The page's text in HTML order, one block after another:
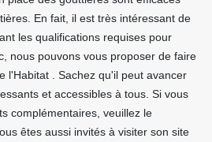
En fait, il est très intéressant de
les qualifications requises pour
nous pouvons vous proposer de faire
l'Habitat . Sachez qu'il peut avancer
et accessibles à tous. Si vous
complémentaires, veuillez le
êtes aussi invités à visiter son site